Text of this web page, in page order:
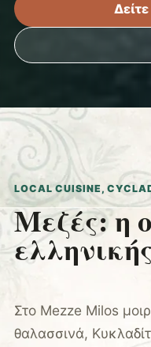
LOCAL CUISINE,
Μεζές: η
Στο Mezze Milos
θαλασσινά,